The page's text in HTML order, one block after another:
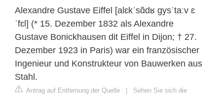
Alexandre Gustave Eiffel [alɛkˈsɑ̃dʁ gysˈtaːv ɛ
ˈfɛl] (* 15. Dezember 1832 als Alexandre
Gustave Bonickhausen dit Eiffel in Dijon; † 27.
Dezember 1923 in Paris) war ein französischer
Ingenieur und Konstrukteur von Bauwerken aus
Stahl.
Antrag auf Entfernung der Quelle | Sehen Sie sich die